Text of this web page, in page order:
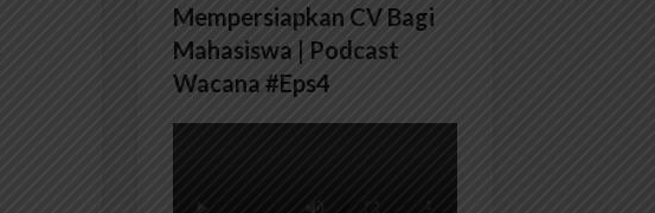
Mempersiapkan CV Bagi
Mahasiswa | Podcast
Wacana #Eps4